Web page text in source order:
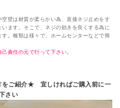
空壁は材質が柔らかい為、直接ネジ止めをす
います。そこで、ネジの効きを良くする為に
す。種類は様々で、ホームセンターなどで簡
責任の元で行って下さい。
をご紹介★ 宜しければご購入前に一
さい